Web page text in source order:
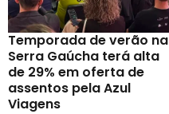
Temporada de verão na
Serra Gaúcha terá alta
de 29% em oferta de
assentos pela Azul
Viagens